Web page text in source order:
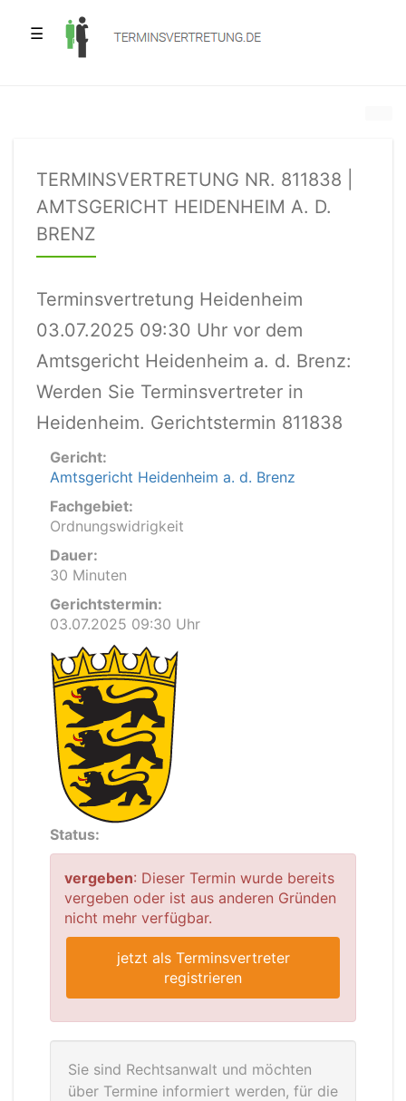
☰
TERMINSVERTRETUNG NR. 811838 |
AMTSGERICHT HEIDENHEIM A. D.
BRENZ
Terminsvertretung Heidenheim
03.07.2025 09:30 Uhr vor dem
Amtsgericht Heidenheim a. d. Brenz:
Werden Sie Terminsvertreter in
Heidenheim. Gerichtstermin 811838
Gericht:
Amtsgericht Heidenheim a. d. Brenz
Fachgebiet:
Ordnungswidrigkeit
Dauer:
30 Minuten
Gerichtstermin:
03.07.2025 09:30 Uhr
Status:
vergeben: Dieser Termin wurde bereits
vergeben oder ist aus anderen Gründen
nicht mehr verfügbar.
jetzt als Terminsvertreter
registrieren
Sie sind Rechtsanwalt und möchten
über Termine informiert werden, für die